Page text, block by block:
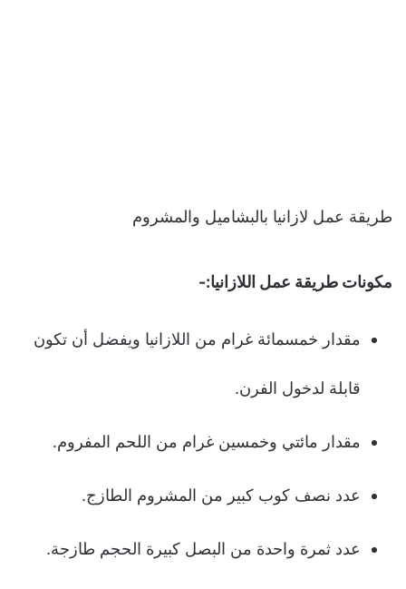
طريقة عمل لازانيا بالبشاميل والمشروم
مكونات طريقة عمل اللازانيا:-
مقدار خمسمائة غرام من اللازانيا ويفضل أن تكون
قابلة لدخول الفرن.
مقدار مائتي وخمسين غرام من اللحم المفروم.
عدد نصف كوب كبير من المشروم الطازج.
عدد ثمرة واحدة من البصل كبيرة الحجم طازجة.